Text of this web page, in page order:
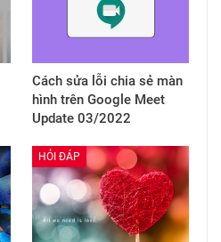
Cách sửa lỗi chia sẻ màn
hình trên Google Meet
Update 03/2022
HỎI ĐÁP